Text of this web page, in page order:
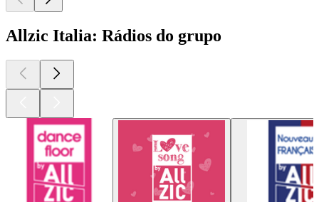
Allzic Italia: Rádios do grupo